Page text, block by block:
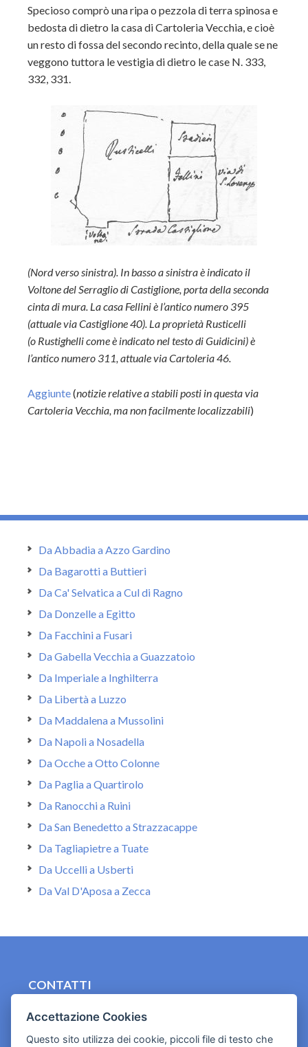
Specioso comprò una ripa o pezzola di terra spinosa e
bedosta di dietro la casa di Cartoleria Vecchia, e cioè
un resto di fossa del secondo recinto, della quale se ne
veggono tuttora le vestigia di dietro le case N. 333,
332, 331.
(Nord verso sinistra). In basso a sinistra è indicato il
Voltone del Serraglio di Castiglione, porta della seconda
cinta di mura. La casa Fellini è l’antico numero 395
(attuale via Castiglione 40). La proprietà Rusticelli
(o Rustighelli come è indicato nel testo di Guidicini) è
l’antico numero 311, attuale via Cartoleria 46.
Aggiunte(notizie relative a stabili posti in questa via
Cartoleria Vecchia, ma non facilmente localizzabili)
Da Abbadia a Azzo Gardino
Da Bagarotti a Buttieri
Da Ca' Selvatica a Cul di Ragno
Da Donzelle a Egitto
Da Facchini a Fusari
Da Gabella Vecchia a Guazzatoio
Da Imperiale a Inghilterra
Da Libertà a Luzzo
Da Maddalena a Mussolini
Da Napoli a Nosadella
Da Ocche a Otto Colonne
Da Paglia a Quartirolo
Da Ranocchi a Ruini
Da San Benedetto a Strazzacappe
Da Tagliapietre a Tuate
Da Uccelli a Usberti
Da Val D'Aposa a Zecca
CONTATTI
Cookies e informativa privacy
Accettazione Cookies
Questo sito utilizza dei cookie, piccoli file di testo che